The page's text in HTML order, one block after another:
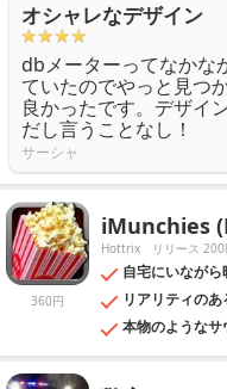
オシャレなデザイン
dbメーターってなかな
ていたのでやっと見つ
良かったです。デザイ
だし言うことなし！
サーシャ
360円
iMunchies
Hottrix リリース
自宅にいなが
リアリティの
本物のような